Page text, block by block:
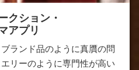
クション・
アプリ
ランド品のように真贋の問
リーのように専門性が高い